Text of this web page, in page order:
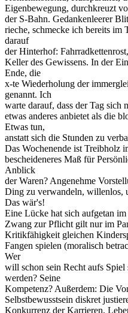
Eigenbewegung, durchkreuzt
der S-Bahn. Gedankenleerer
rieche, schmecke ich bereits im
darauf
der Hinterhof:
Keller des Gewissens. In der
Ende, die
x-te Wiederholung der
genannt. Ich
warte darauf, dass der Tag
etwas anderes anbietet als die
Etwas tun,
anstatt sich die Stunden zu
Das Wochenende ist Treibholz
bescheideneres Maß für
Anblick
der Waren? Angenehme
Ding zu verwandeln, willenlos,
Das wär's!
Eine Lücke hat sich aufgetan
Zwang zur Pflicht gilt nur im
Kritikfähigkeit gleichen
Fangen spielen (moralisch
Wer
will schon sein Recht aufs Spiel
werden? Seine
Kompetenz? Außerdem: Die
Selbstbewusstsein diskret
Konkurrenz der Karrieren,